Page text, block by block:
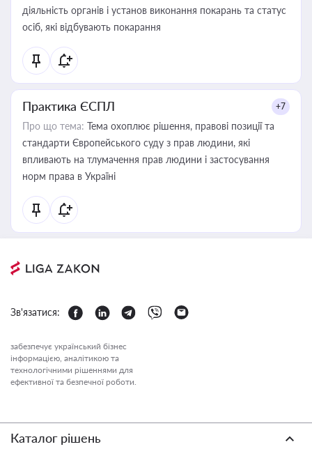
діяльність органів і установ виконання покарань та статус
осіб, які відбувають покарання
Практика ЄСПЛ +7
Про що тема: Тема охоплює рішення, правові позиції та
стандарти Європейського суду з прав людини, які
впливають на тлумачення прав людини і застосування
норм права в Україні
Зв'язатися:
забезпечує український бізнес
інформацією, аналітикою та
технологічними рішеннями для
ефективної та безпечної роботи.
Каталог рішень